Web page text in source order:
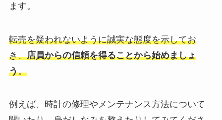
ます。
転売を疑われないように誠実な態度を示してお
き、店員からの信頼を得ることから始めましょ
う。
例えば、時計の修理やメンテナンス方法について